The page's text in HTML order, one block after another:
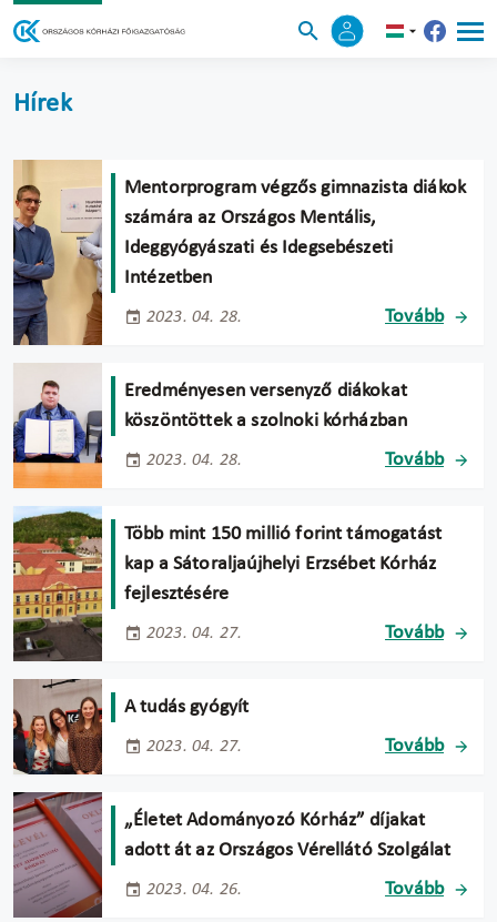
Hírek
Mentorprogram végzős gimnazista diákok
számára az Országos Mentális,
Ideggyógyászati és Idegsebészeti
Intézetben
2023. 04. 28. Tovább
Eredményesen versenyző diákokat
köszöntöttek a szolnoki kórházban
2023. 04. 28. Tovább
Több mint 150 millió forint támogatást
kap a Sátoraljaújhelyi Erzsébet Kórház
fejlesztésére
2023. 04. 27. Tovább
A tudás gyógyít
2023. 04. 27. Tovább
„Életet Adományozó Kórház” díjakat
adott át az Országos Vérellátó Szolgálat
2023. 04. 26. Tovább